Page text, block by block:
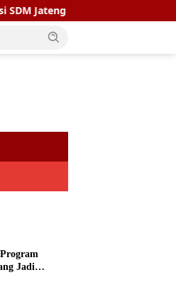
Setya Arinugroho Dorong
Jadi